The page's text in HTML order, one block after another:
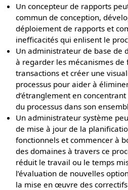
Un concepteur de rapports
commun de conception,
déploiement de rapports et
inefficacités qui enlisent le
Un administrateur de base de
à regarder les mécanismes de
transactions et créer une
processus pour aider à
d’étranglement en
du processus dans son
Un administrateur système
de mise à jour de la
fonctionnels et commencer à
des domaines à travers ce
réduit le travail ou le temps
l’évaluation de nouvelles
la mise en œuvre des